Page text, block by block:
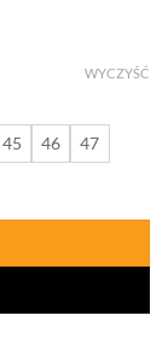
45 46 47
WYCZYŚĆ